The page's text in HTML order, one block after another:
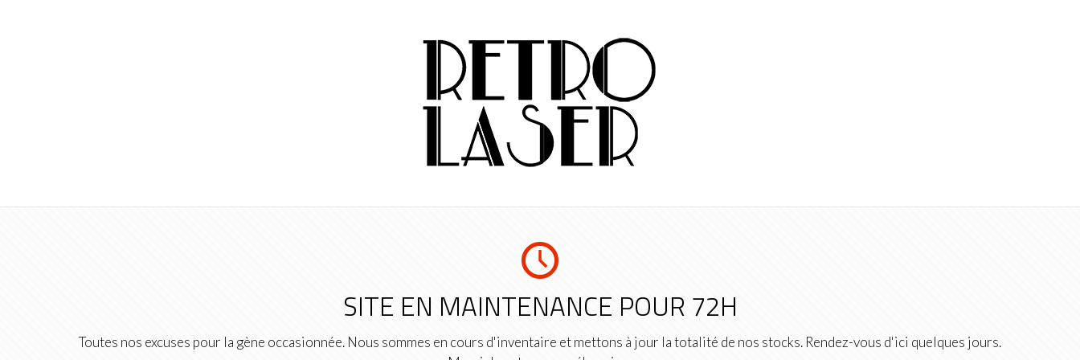
SITE EN MAINTENANCE POUR 72H
Toutes nos excuses pour la gène occasionnée. Nous sommes en cours d'inventaire et mettons à jour la totalité de nos stocks. Rendez-vous d'ici quelques jours.